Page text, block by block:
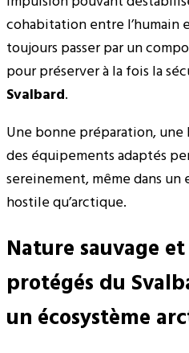
cohabitation entre l’humain
toujours passer par un
pour préserver à la fois la
Svalbard.
Une bonne préparation,
des équipements adaptés
sereinement, même dans un
hostile qu’arctique.
Nature sauvage
protégés du
un écosystème